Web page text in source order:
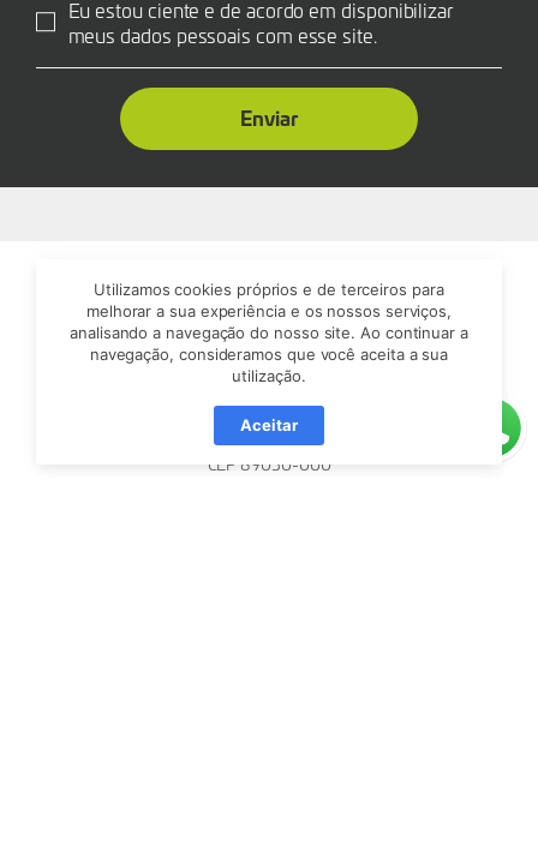
Eu estou ciente e de acordo em disponibilizar
meus dados pessoais com esse site.
Enviar
Rua São Paulo, nº 3366,
Sala 408, Itoupava Seca, Blumenau/SC
CEP 89030-000
Utilizamos cookies próprios e de terceiros para
melhorar a sua experiência e os nossos serviços,
analisando a navegação do nosso site. Ao continuar a
navegação, consideramos que você aceita a sua
utilização.
Aceitar